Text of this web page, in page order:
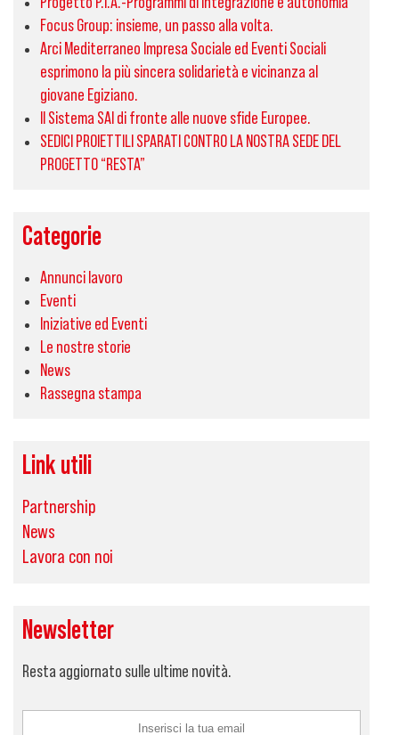
Focus Group: insieme, un passo alla volta.
Arci Mediterraneo Impresa Sociale ed Eventi Sociali
esprimono la più sincera solidarietà e vicinanza al
giovane Egiziano.
Il Sistema SAI di fronte alle nuove sfide Europee.
SEDICI PROIETTILI SPARATI CONTRO LA NOSTRA SEDE DEL
PROGETTO “RESTA”
Categorie
Annunci lavoro
Eventi
Iniziative ed Eventi
Le nostre storie
News
Rassegna stampa
Link utili
Partnership
News
Lavora con noi
Newsletter
Resta aggiornato sulle ultime novità.